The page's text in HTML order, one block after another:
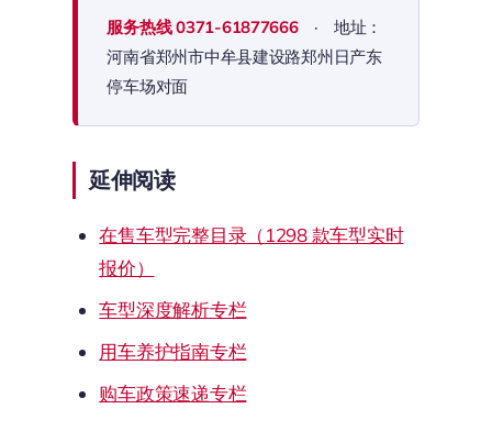
服务热线0371-61877666· 地址：
河南省郑州市中牟县建设路郑州日产东
停车场对面
延伸阅读
在售车型完整目录（1298 款车型实时
报价）
车型深度解析专栏
用车养护指南专栏
购车政策速递专栏